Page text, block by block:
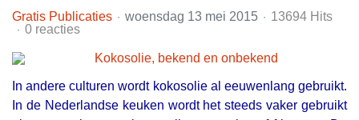
Gratis Publicaties woensdag 13 mei 2015
13694 Hits
0 reacties
In andere culturen wordt kokosolie al eeuwenlang gebruikt.
In de Nederlandse keuken wordt het steeds vaker gebruikt